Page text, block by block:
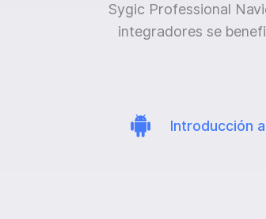
Sygic Professional
integradores se
Introducción